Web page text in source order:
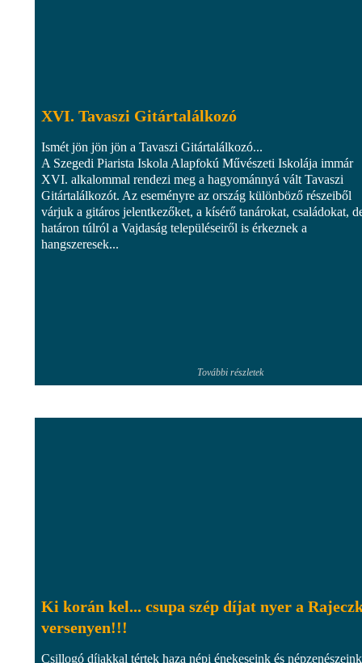
XVI. Tavaszi Gitártalálkozó
Ismét jön jön jön a Tavaszi Gitártalálkozó...
A Szegedi Piarista Iskola Alapfokú Művészeti Iskolája immár
XVI. alkalommal rendezi meg a hagyománnyá vált Tavaszi
Gitártalálkozót. Az eseményre az ország különböző részeiből
várjuk a gitáros jelentkezőket, a kísérő tanárokat, családokat,
határon túlról a Vajdaság településeiről is érkeznek a
hangszeresek...
További részletek
Ki korán kel... csupa szép díjat nyer a
versenyen!!!
Csillogó díjakkal tértek haza népi énekeseink és